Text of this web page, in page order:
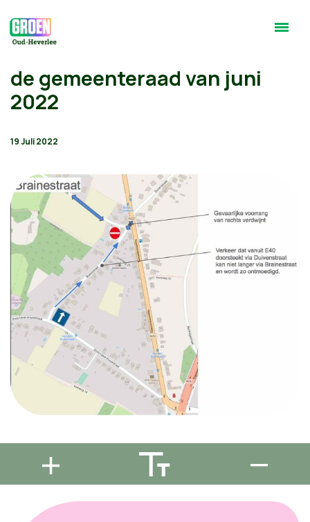
de gemeenteraad van juni
2022
19 Juli 2022